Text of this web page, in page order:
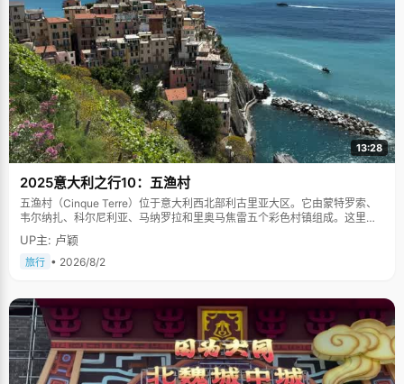
13:28
2025意大利之行10：五渔村
五渔村（Cinque Terre）位于意大利西北部利古里亚大区。它由蒙特罗索、
韦尔纳扎、科尔尼利亚、马纳罗拉和里奥马焦雷五个彩色村镇组成。这里依
山傍海，房屋色彩斑斓，1997年被列为世界文化遗产。
UP主: 卢颖
旅行 • 2026/8/2